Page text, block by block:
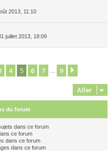
2013, 11:10
juillet 2013, 18:09
4 5 6 7 9
Aller
du forum
dans ce forum
ce forum
dans ce forum
dans ce forum